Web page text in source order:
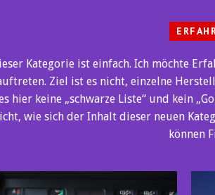
Kategorie ist einfach. Ich möchte
Ziel ist es nicht, einzelne
hier keine „schwarze Liste“ und kein
wie sich der Inhalt dieser neuen
können